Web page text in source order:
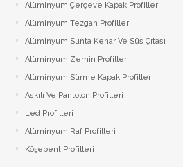
Alüminyum Çerçeve Kаpаk Profilleri
Alüminyum Tezgah Profilleri
Alüminyum Sunta Kenar Ve Süs Çıtası
Alüminyum Zemin Profilleri
Alüminyum Sürme Kapak Profilleri
Askılı Ve Pantolon Profilleri
Led Profilleri
Alüminyum Raf Profilleri
Köşebent Profilleri